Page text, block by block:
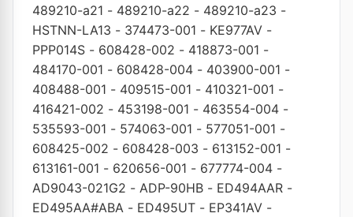
489210-a21 - 489210-a22 - 489210-a23 -
HSTNN-LA13 - 374473-001 - KE977AV -
PPP014S - 608428-002 - 418873-001 -
484170-001 - 608428-004 - 403900-001 -
408488-001 - 409515-001 - 410321-001 -
416421-002 - 453198-001 - 463554-004 -
535593-001 - 574063-001 - 577051-001 -
608425-002 - 608428-003 - 613152-001 -
613161-001 - 620656-001 - 677774-004 -
AD9043-021G2 - ADP-90HB - ED494AAR -
ED495AA#ABA - ED495UT - EP341AV -